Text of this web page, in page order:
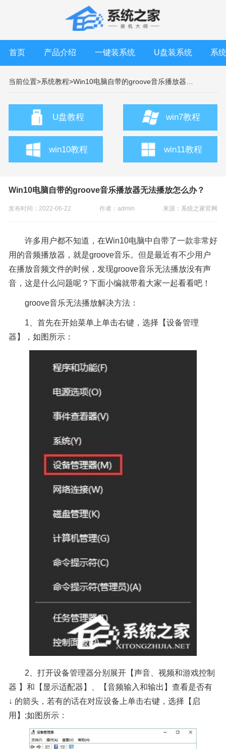
首页 产品介绍 一键装系统 U盘装系统 系
当前位置>系统教程>
U盘教程 win7教程
win10教程 win11教程
Win10电脑自带的groove音乐播放器无法播放怎么办？
发布时间：2022-06-22 作者：admin 来源： 系统之家官网
许多用户都不知道，在Win10电脑中自带了一款非常好
用的音频播放器，就是groove音乐。但是最近有不少用户
在播放音频文件的时候，发现groove音乐无法播放没有声
音，这是什么问题呢？下面小编就带着大家一起看看吧！
groove音乐无法播放解决方法：
1、首先在开始菜单上单击右键，选择【设备管理
器】，如图所示：
2、打开设备管理器分别展开【声音、视频和游戏控制
器 】和【显示适配器】、【音频输入和输出】查看是否有
↓ 的箭头，若有的话在对应设备上单击右键，选择【启
用】;如图所示：